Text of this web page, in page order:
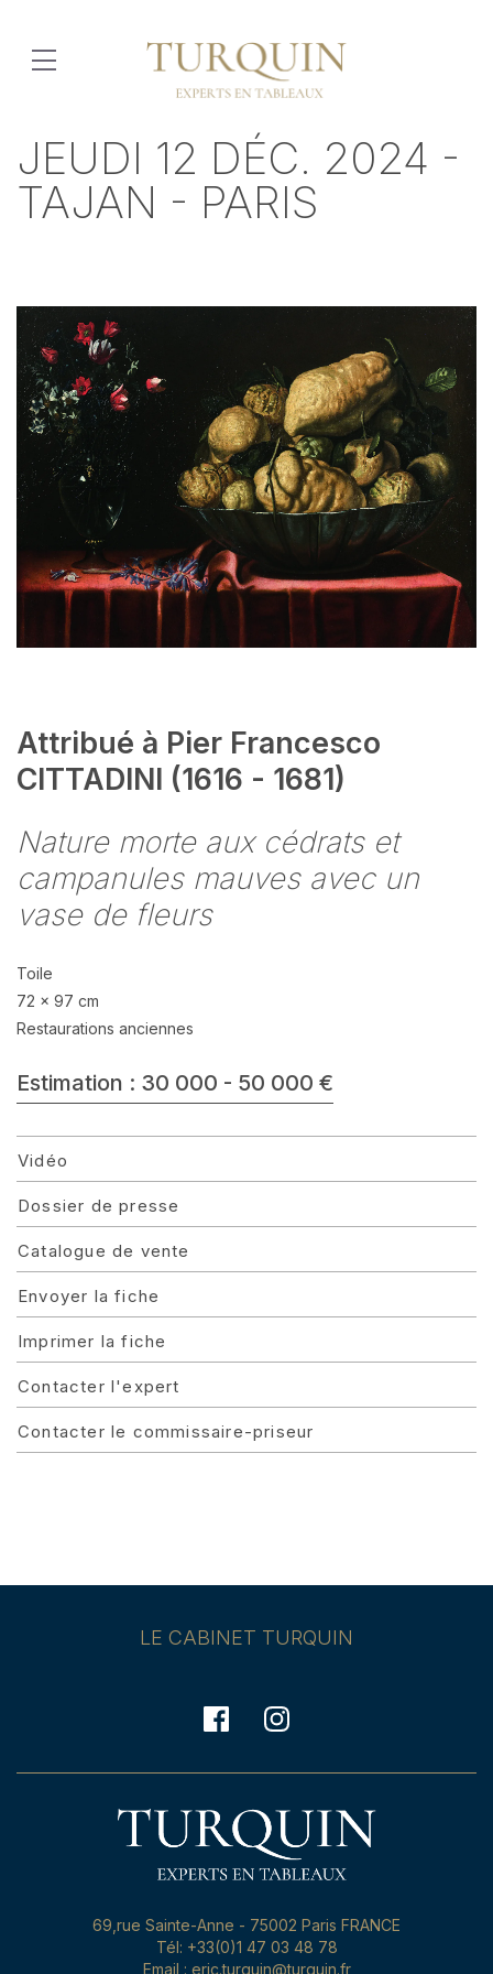
JEUDI 12 DÉC. 2024 -
TAJAN - PARIS
Attribué à Pier Francesco
CITTADINI (1616 - 1681)
Nature morte aux cédrats et
campanules mauves avec un
vase de fleurs
Toile
72 x 97 cm
Restaurations anciennes
Estimation : 30 000 - 50 000 €
Vidéo
Dossier de presse
Catalogue de vente
Envoyer la fiche
Imprimer la fiche
Contacter l'expert
Contacter le commissaire-priseur
LE CABINET TURQUIN
69,rue Sainte-Anne - 75002 Paris FRANCE
Tél: +33(0)1 47 03 48 78
Email : eric.turquin@turquin.fr